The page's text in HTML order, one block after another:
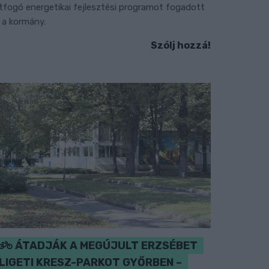
energetikai fejlesztési programot fogadott
a kormány.
Szólj hozzá!
ÁTADJÁK A MEGÚJULT ERZSÉBET
KRESZ-PARKOT GYŐRBEN –